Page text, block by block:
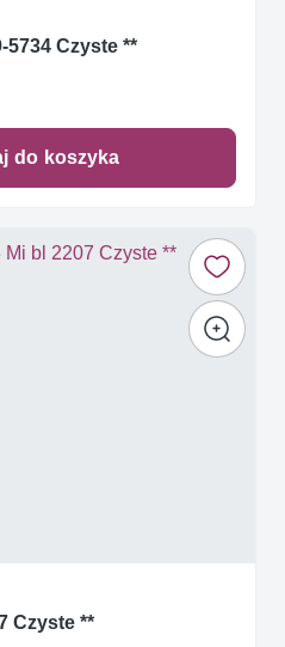
5734 Czyste **
do koszyka
Czyste **